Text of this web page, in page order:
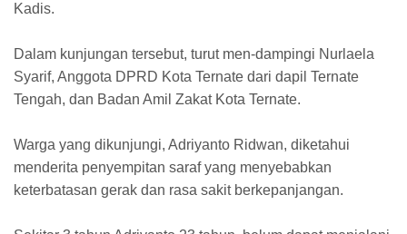
Kadis.
Dalam kunjungan tersebut, turut men-dampingi Nurlaela
Syarif, Anggota DPRD Kota Ternate dari dapil Ternate
Tengah, dan Badan Amil Zakat Kota Ternate.
Warga yang dikunjungi, Adriyanto Ridwan, diketahui
menderita penyempitan saraf yang menyebabkan
keterbatasan gerak dan rasa sakit berkepanjangan.